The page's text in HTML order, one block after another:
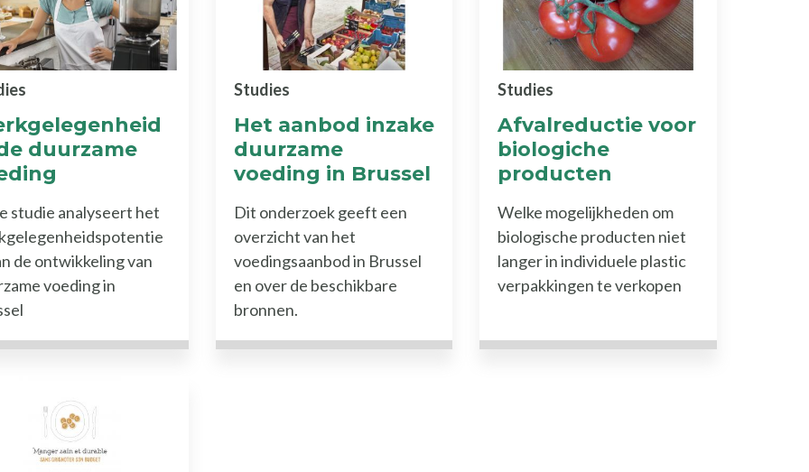
duurzame
studie analyseert het
de ontwikkeling van
voeding in
Het aanbod inzake
duurzame
voeding in Brussel
Studies
Dit onderzoek geeft een
overzicht van het
voedingsaanbod in Brussel
en over de beschikbare
bronnen.
Afvalreductie voor
biologiche
producten
Studies
Welke mogelijkheden om
biologische producten niet
langer in individuele plastic
verpakkingen te verkopen